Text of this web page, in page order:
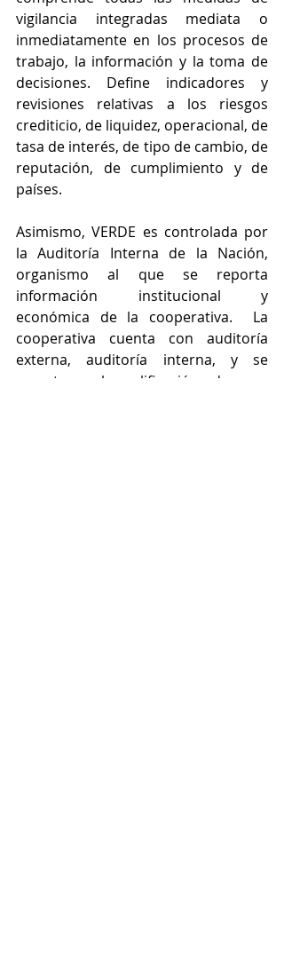
vigilancia integradas mediata o
inmediatamente en los procesos de
trabajo, la información y la toma de
decisiones. Define indicadores y
revisiones relativas a los riesgos
crediticio, de liquidez, operacional, de
tasa de interés, de tipo de cambio, de
reputación, de cumplimiento y de
países.
Asimismo, VERDE es controlada por
la Auditoría Interna de la Nación,
organismo al que se reporta
información institucional y
económica de la cooperativa.  La
cooperativa cuenta con auditoría
externa, auditoría interna, y se
somete a la calificación de una